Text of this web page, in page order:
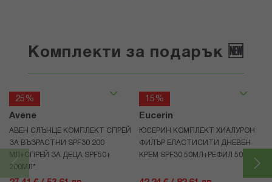
Комплекти за подарък 🆕
25%
Avene
АВЕН СЛЪНЦЕ КОМПЛЕКТ СПРЕЙ
ЗА ВЪЗРАСТНИ SPF30 200
МЛ+СПРЕЙ ЗА ДЕЦА SPF50+
200МЛ*
15%
Eucerin
ЮСЕРИН КОМПЛЕКТ ХИАЛУРОН
ФИЛЪР ЕЛАСТИСИТИ ДНЕВЕН
КРЕМ SPF30 50МЛ+РЕФИЛ 50МЛ